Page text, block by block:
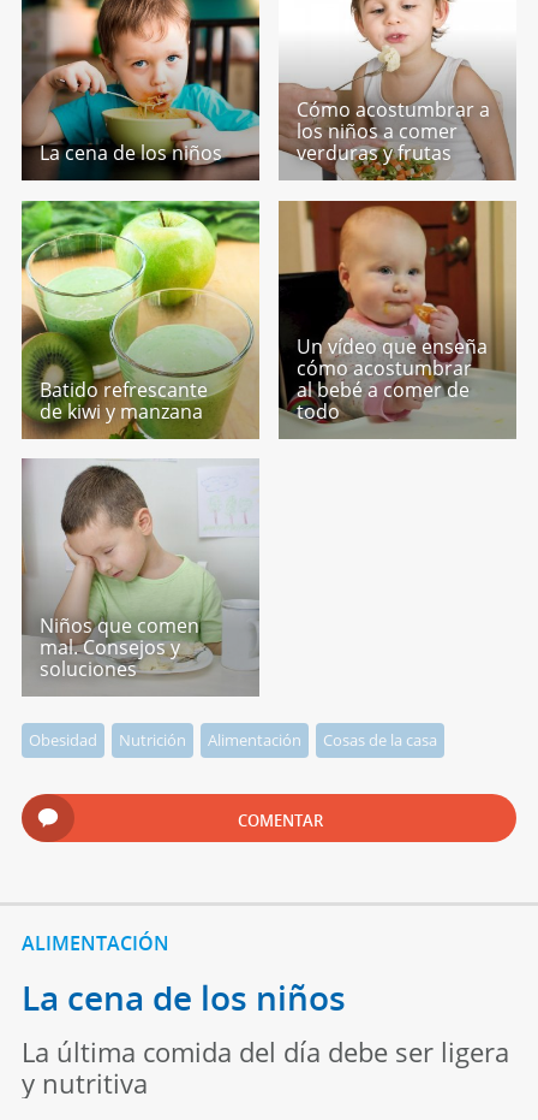
La cena de los niños
Cómo acostumbrar a
los niños a comer
verduras y frutas
Batido refrescante
de kiwi y manzana
Un vídeo que enseña
cómo acostumbrar
al bebé a comer de
todo
Niños que comen
mal. Consejos y
soluciones
Obesidad Nutrición Alimentación Cosas de la casa
COMENTAR
ALIMENTACIÓN
La cena de los niños
La última comida del día debe ser ligera
y nutritiva